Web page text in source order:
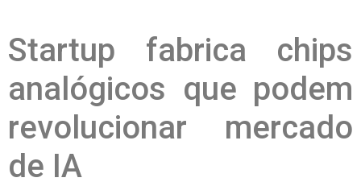
Startup fabrica chips
analógicos que podem
revolucionar mercado
de IA